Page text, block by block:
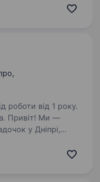
роботи від 1 року.
—
у Дніпрі,
гру